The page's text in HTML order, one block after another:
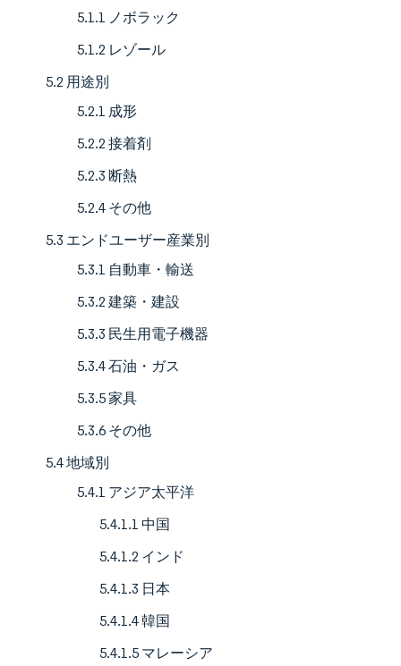
5.1.1 ノボラック
5.1.2 レゾール
5.2 用途別
5.2.1 成形
5.2.2 接着剤
5.2.3 断熱
5.2.4 その他
5.3 エンドユーザー産業別
5.3.1 自動車・輸送
5.3.2 建築・建設
5.3.3 民生用電子機器
5.3.4 石油・ガス
5.3.5 家具
5.3.6 その他
5.4 地域別
5.4.1 アジア太平洋
5.4.1.1 中国
5.4.1.2 インド
5.4.1.3 日本
5.4.1.4 韓国
5.4.1.5 マレーシア